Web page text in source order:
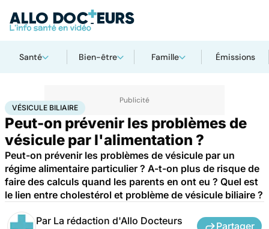
Santé Bien-être Famille Émissions
AccueilSantéMaladies Vésicule biliaire
VÉSICULE BILIAIRE
Peut-on prévenir les problèmes de
vésicule par l'alimentation ?
Peut-on prévenir les problèmes de vésicule par un
régime alimentaire particulier ? A-t-on plus de risque de
faire des calculs quand les parents en ont eu ? Quel est
le lien entre cholestérol et problème de vésicule biliaire ?
Par La rédaction d'Allo Docteurs Partager